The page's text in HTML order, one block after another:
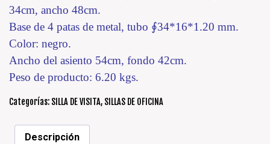
34cm, ancho 48cm.
Base de 4 patas de metal, tubo ∮34*16*1.20 mm.
Color: negro.
Ancho del asiento 54cm, fondo 42cm.
Peso de producto: 6.20 kgs.
Categorías: SILLA DE VISITA, SILLAS DE OFICINA
Descripción